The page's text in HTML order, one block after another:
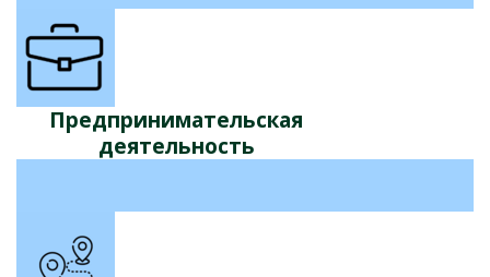
Предпринимательская
деятельность